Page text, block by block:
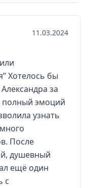
11.03.2024
Хотелось бы
за
эмоций
узнать
После
душевный
ещё один
с